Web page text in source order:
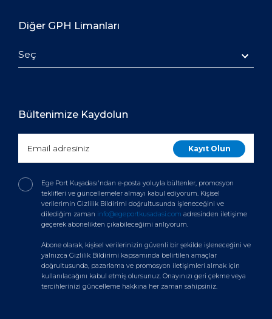
Diğer GPH Limanları
Seç
Bültenimize Kaydolun
Ege Port Kuşadası'ndan e-posta yoluyla bültenler, promosyon
teklifleri ve güncellemeler almayı kabul ediyorum. Kişisel
verilerimin Gizlilik Bildirimi doğrultusunda işleneceğini ve
dilediğim zaman info@egeportkusadasi.com adresinden iletişime
geçerek abonelikten çıkabileceğimi anlıyorum.
Abone olarak, kişisel verilerinizin güvenli bir şekilde işleneceğini ve
yalnızca Gizlilik Bildirimi kapsamında belirtilen amaçlar
doğrultusunda, pazarlama ve promosyon iletişimleri almak için
kullanılacağını kabul etmiş olursunuz. Onayınızı geri çekme veya
tercihlerinizi güncelleme hakkına her zaman sahipsiniz.